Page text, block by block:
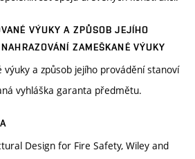
VÝUKY A ZPŮSOB JEJÍHO
ZAMEŠKANÉ VÝUKY
výuky a způsob jejího provádění stanoví
vyhláška garanta předmětu.
Design for Fire Safety, Wiley and